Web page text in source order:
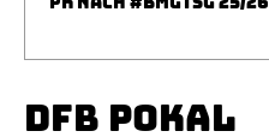
DFB POKAL